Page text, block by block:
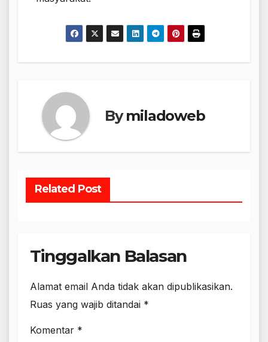
Bymiladoweb
Related Post
Tinggalkan Balasan
Alamat email Anda tidak akan dipublikasikan.
Ruas yang wajib ditandai *
Komentar *